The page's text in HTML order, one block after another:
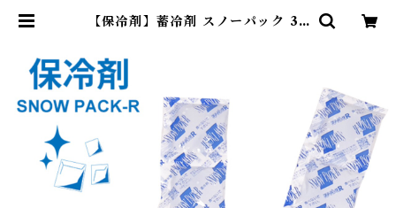
【保冷剤】蓄冷剤 スノーパック 30
002 | DearKM ❤︎フレンチブルド